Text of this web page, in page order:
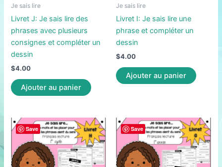
Je sais lire
Livret J: Je sais lire des
phrases avec plusieurs
consignes et compléter un
dessin
$4.00
Ajouter au panier
Je sais lire
Livret I: Je sais lire une
phrase et compléter un
dessin
$4.00
Ajouter au panier
Save Save